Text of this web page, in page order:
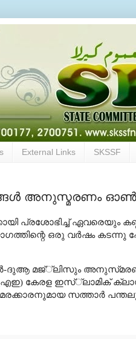
External Links SKSSF
അനുസ്മരണം
പ്രശോഭിച്ച്‌ ഏവരെയും
ഒരു വര്‍ഷം കടന്നു
-ദുആ മജ്‌്‌ലിസും
) കേരള ഇസ്‌്‌ലാമിക്‌
സത്താര്‍